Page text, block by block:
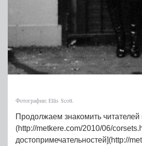
Фотографии: Ellis Scott.
Продолжаем знакомить
(http://metkere.com/2010/06/
достопримечательностей](http://